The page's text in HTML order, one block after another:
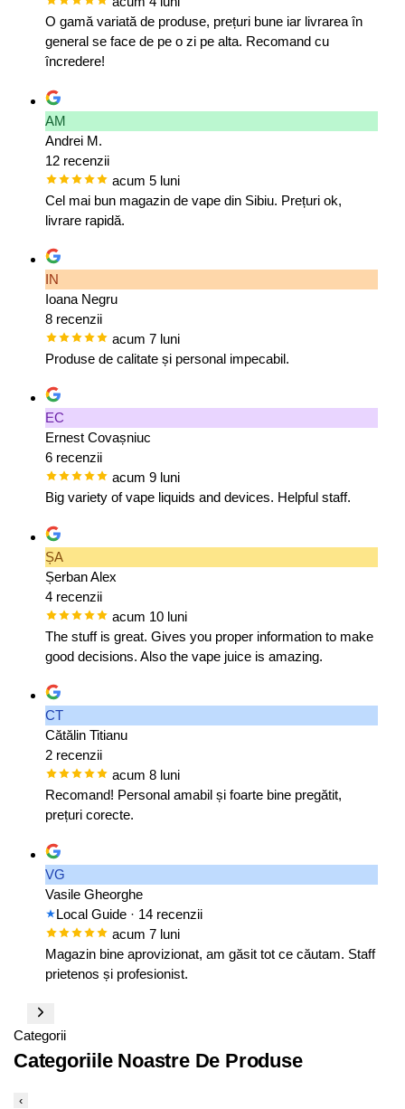
O gamă variată de produse, prețuri bune iar livrarea în
general se face de pe o zi pe alta. Recomand cu
încredere!
AM
Andrei M.
12 recenzii
acum 5 luni
Cel mai bun magazin de vape din Sibiu. Prețuri ok,
livrare rapidă.
IN
Ioana Negru
8 recenzii
acum 7 luni
Produse de calitate și personal impecabil.
EC
Ernest Covașniuc
6 recenzii
acum 9 luni
Big variety of vape liquids and devices. Helpful staff.
ȘA
Șerban Alex
4 recenzii
acum 10 luni
The stuff is great. Gives you proper information to make
good decisions. Also the vape juice is amazing.
CT
Cătălin Titianu
2 recenzii
acum 8 luni
Recomand! Personal amabil și foarte bine pregătit,
prețuri corecte.
VG
Vasile Gheorghe
Local Guide · 14 recenzii
acum 7 luni
Magazin bine aprovizionat, am găsit tot ce căutam. Staff
prietenos și profesionist.
Categorii
Categoriile Noastre De Produse
‹